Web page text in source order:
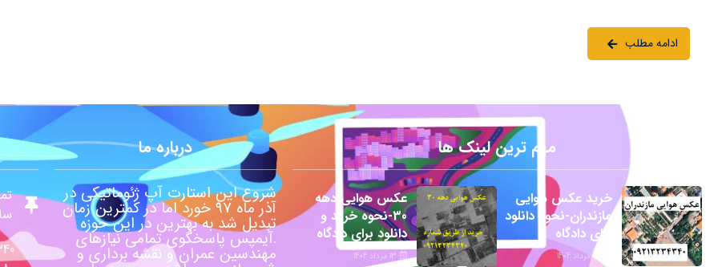
ادامه مطلب
مهم ترین لینک ها
خرید عکس هوایی
مازندران-نحوه دانلود
برای دادگاه
22 مرداد 1404
عکس هوایی دهه
30-نحوه خرید و
دانلود برای دادگاه
13 مرداد 1404
درباره ما
شروع این استارت آپ ژئوماتیکی در
آذر ماه ۹۷ خورد اما در کمترین زمان
تبدیل شد به بهترین در این حوزه
.آیمپس پاسخگوی تمامی نیازهای
مهندسین عمران و نقشه برداری و